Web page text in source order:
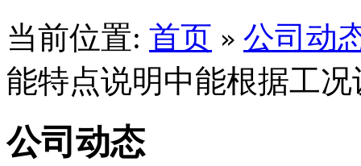
当前位置: 首页 » 公司动
能特点说明中能根据工
公司动态